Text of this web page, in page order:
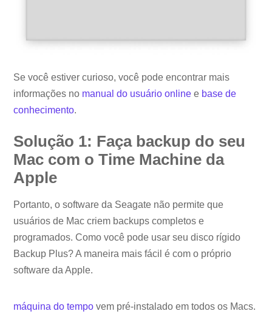
Se você estiver curioso, você pode encontrar mais
informações no manual do usuário online e base de
conhecimento.
Solução 1: Faça backup do seu
Mac com o Time Machine da
Apple
Portanto, o software da Seagate não permite que
usuários de Mac criem backups completos e
programados. Como você pode usar seu disco rígido
Backup Plus? A maneira mais fácil é com o próprio
software da Apple.
máquina do tempo vem pré-instalado em todos os Macs.